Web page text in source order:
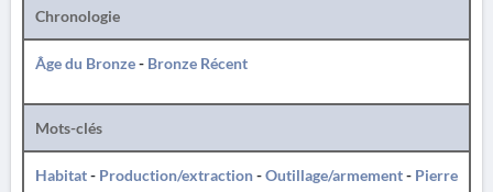
Chronologie
Âge du Bronze- Bronze Récent
Mots-clés
Habitat- Production/extraction-Outillage/armement- Pierre